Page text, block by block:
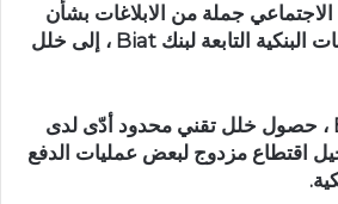
جملة من الابلاغات بشأن
تعرض عدد من الحسابات البنكية التابعة لبنك Biat ، إلى خلل
من جانبه أكد بنك Biat ، حصول خلل تقني محدود أدّى لدى
اقتطاع مزدوج لبعض عمليات الدفع